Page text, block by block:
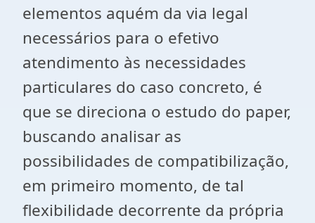
elementos aquém da via legal
necessários para o efetivo
atendimento às necessidades
particulares do caso concreto, é
que se direciona o estudo do paper,
buscando analisar as
possibilidades de compatibilização,
em primeiro momento, de tal
flexibilidade decorrente da própria